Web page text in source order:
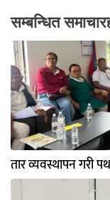
सम्बन्धित
तार व्यवस्थापन गरी